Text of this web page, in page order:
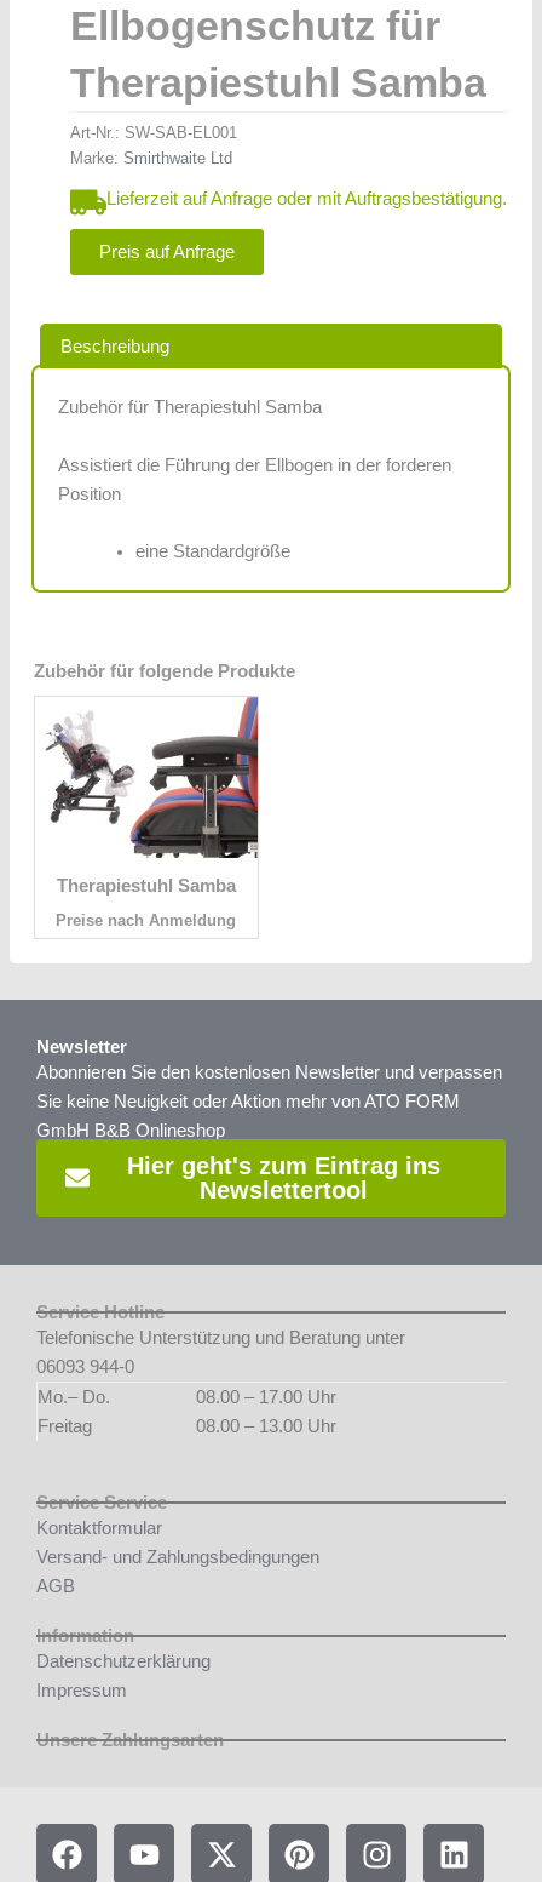
Ellbogenschutz für
Therapiestuhl Samba
Art-Nr.: SW-SAB-EL001
Marke: Smirthwaite Ltd
Lieferzeit auf Anfrage oder mit Auftragsbestätigung.
Preis auf Anfrage
Beschreibung
Zubehör für Therapiestuhl Samba
Assistiert die Führung der Ellbogen in der forderen
Position
eine Standardgröße
Zubehör für folgende Produkte
Therapiestuhl Samba
Preise nach Anmeldung
Newsletter
Abonnieren Sie den kostenlosen Newsletter und verpassen
Sie keine Neuigkeit oder Aktion mehr von ATO FORM
GmbH B&B Onlineshop
Hier geht's zum Eintrag ins
Newslettertool
Service Hotline
Telefonische Unterstützung und Beratung unter
06093 944-0
Mo.– Do.
08.00 – 17.00 Uhr
Freitag
08.00 – 13.00 Uhr
Service Service
Kontaktformular
Versand- und Zahlungsbedingungen
AGB
Information
Datenschutzerklärung
Impressum
Unsere Zahlungsarten
F
a
Y
o
X
-
P
i
I
n
L
i